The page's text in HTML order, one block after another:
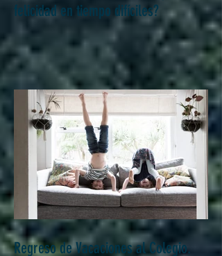
¿Cómo trabajar el bienestar y la
felicidad en tiempo difíciles?